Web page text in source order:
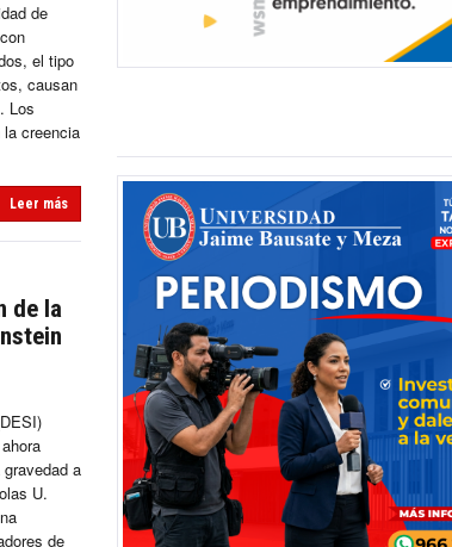
de
el tipo
causan
Los
la creencia
Leer más
de la
a
U.
de